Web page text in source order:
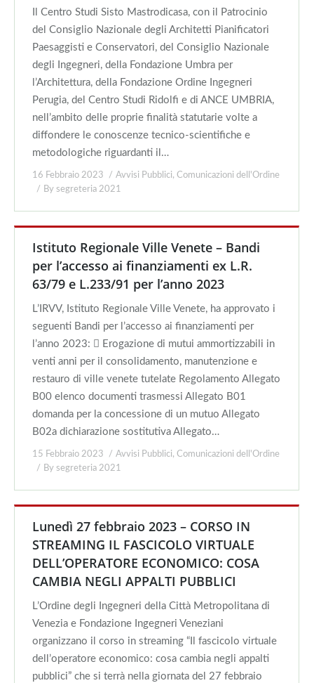
Il Centro Studi Sisto Mastrodicasa, con il Patrocinio
del Consiglio Nazionale degli Architetti Pianificatori
Paesaggisti e Conservatori, del Consiglio Nazionale
degli Ingegneri, della Fondazione Umbra per
l’Architettura, della Fondazione Ordine Ingegneri
Perugia, del Centro Studi Ridolfi e di ANCE UMBRIA,
nell’ambito delle proprie finalità statutarie volte a
diffondere le conoscenze tecnico-scientifiche e
metodologiche riguardanti il…
16 Febbraio 2023 Avvisi Pubblici, Comunicazioni dell'Ordine
By segreteria 2021
Istituto Regionale Ville Venete – Bandi
per l’accesso ai finanziamenti ex L.R.
63/79 e L.233/91 per l’anno 2023
L’IRVV, Istituto Regionale Ville Venete, ha approvato i
seguenti Bandi per l’accesso ai finanziamenti per
l’anno 2023:  Erogazione di mutui ammortizzabili in
venti anni per il consolidamento, manutenzione e
restauro di ville venete tutelate Regolamento Allegato
B00 elenco documenti trasmessi Allegato B01
domanda per la concessione di un mutuo Allegato
B02a dichiarazione sostitutiva Allegato…
15 Febbraio 2023 Avvisi Pubblici, Comunicazioni dell'Ordine
By segreteria 2021
Lunedì 27 febbraio 2023 – CORSO IN
STREAMING IL FASCICOLO VIRTUALE
DELL’OPERATORE ECONOMICO: COSA
CAMBIA NEGLI APPALTI PUBBLICI
L’Ordine degli Ingegneri della Città Metropolitana di
Venezia e Fondazione Ingegneri Veneziani
organizzano il corso in streaming “Il fascicolo virtuale
dell’operatore economico: cosa cambia negli appalti
pubblici” che si terrà nella giornata del 27 febbraio